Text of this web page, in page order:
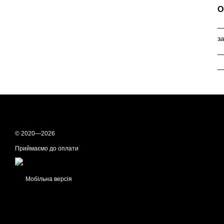
—
—
© 2020—2026
Приймаємо до оплати
Мобільна версія